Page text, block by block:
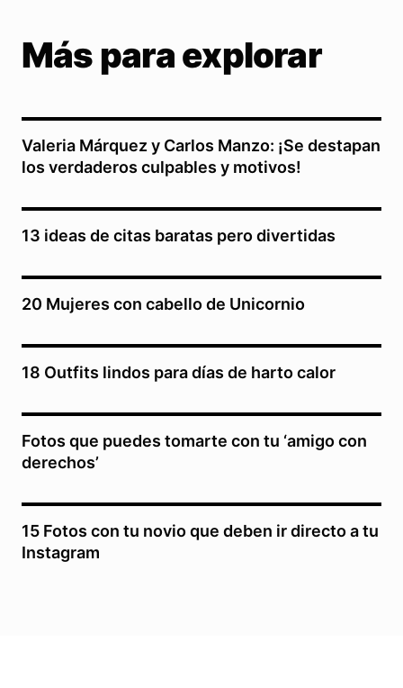
Más para explorar
Valeria Márquez y Carlos Manzo: ¡Se destapan
los verdaderos culpables y motivos!
13 ideas de citas baratas pero divertidas
20 Mujeres con cabello de Unicornio
18 Outfits lindos para días de harto calor
Fotos que puedes tomarte con tu ‘amigo con
derechos’
15 Fotos con tu novio que deben ir directo a tu
Instagram